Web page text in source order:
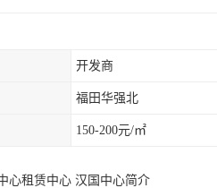
开发商
福田华强北
150-200元/㎡
心租赁中心 汉国中心简介